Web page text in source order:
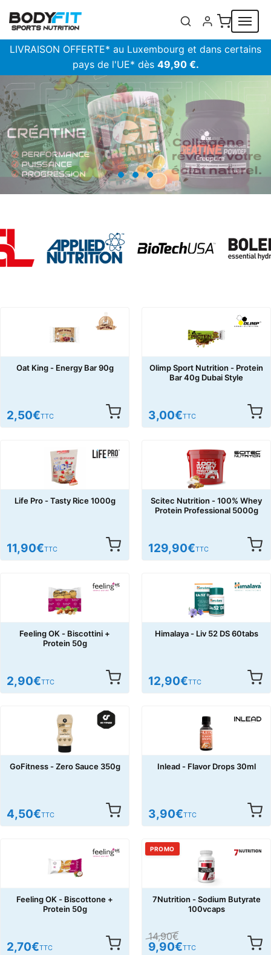
LIVRAISON OFFERTE* au Luxembourg et dans certains
pays de l'UE* dès 49,90 €.
Oat King - Energy Bar 90g
2,50€TTC
Olimp Sport Nutrition - Protein
Bar 40g Dubai Style
3,00€TTC
Life Pro - Tasty Rice 1000g
11,90€TTC
Scitec Nutrition - 100% Whey
Protein Professional 5000g
129,90€TTC
Feeling OK - Biscottini +
Protein 50g
2,90€TTC
Himalaya - Liv 52 DS 60tabs
12,90€TTC
GoFitness - Zero Sauce 350g
4,50€TTC
Inlead - Flavor Drops 30ml
3,90€TTC
Feeling OK - Biscottone +
Protein 50g
2,70€TTC
PROMO
7Nutrition - Sodium Butyrate
100vcaps
14,90€
9,90€TTC